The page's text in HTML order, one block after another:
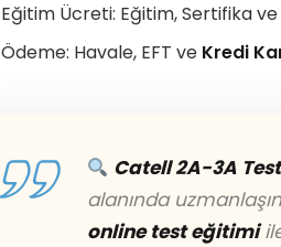
Eğitim Ücreti: Eğitim, Sertifika
Ödeme: Havale, EFT ve Kredi
Catell 2A-3A
alanında
online test eğitimi